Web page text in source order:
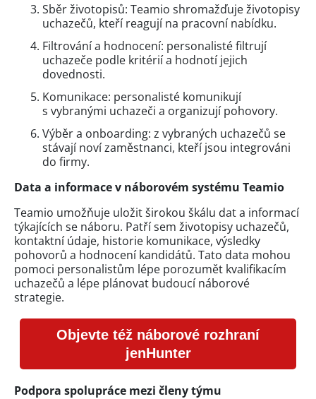
Sběr životopisů: Teamio shromažďuje životopisy
uchazečů, kteří reagují na pracovní nabídku.
Filtrování a hodnocení: personalisté filtrují
uchazeče podle kritérií a hodnotí jejich
dovednosti.
Komunikace: personalisté komunikují
s vybranými uchazeči a organizují pohovory.
Výběr a onboarding: z vybraných uchazečů se
stávají noví zaměstnanci, kteří jsou integrováni
do firmy.
Data a informace v náborovém systému Teamio
Teamio umožňuje uložit širokou škálu dat a informací
týkajících se náboru. Patří sem životopisy uchazečů,
kontaktní údaje, historie komunikace, výsledky
pohovorů a hodnocení kandidátů. Tato data mohou
pomoci personalistům lépe porozumět kvalifikacím
uchazečů a lépe plánovat budoucí náborové
strategie.
Objevte též náborové rozhraní
jenHunter
Podpora spolupráce mezi členy týmu